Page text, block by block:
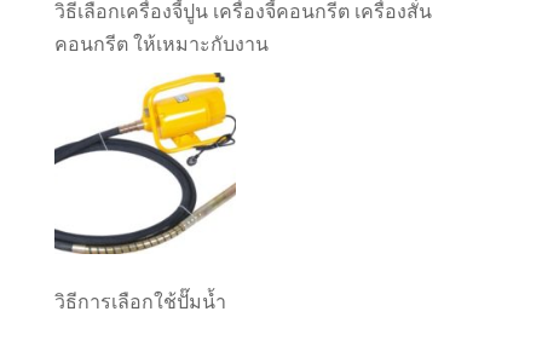
วิธีเลือกเครื่องจี้ปูน เครื่องจี้คอนกรีต เครื่องสั่น
คอนกรีต ให้เหมาะกับงาน
วิธีการเลือกใช้ปั๊มน้ำ